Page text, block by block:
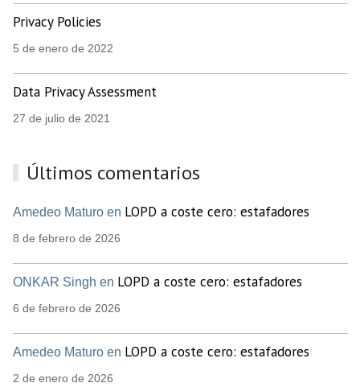
Privacy Policies
5 de enero de 2022
Data Privacy Assessment
27 de julio de 2021
Últimos comentarios
Amedeo Maturo en LOPD a coste cero: estafadores
8 de febrero de 2026
ONKAR Singh en LOPD a coste cero: estafadores
6 de febrero de 2026
Amedeo Maturo en LOPD a coste cero: estafadores
2 de enero de 2026